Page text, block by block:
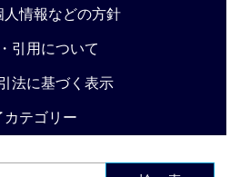
人情報などの方針
引用について
法に基づく表示
カテゴリー